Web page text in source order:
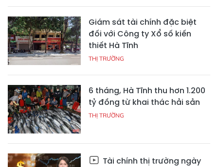
Giám sát tài chính đặc biệt
đối với Công ty Xổ số kiến
thiết Hà Tĩnh
THỊ TRƯỜNG
6 tháng, Hà Tĩnh thu hơn 1.200
tỷ đồng từ khai thác hải sản
THỊ TRƯỜNG
Tài chính thị trường ngày